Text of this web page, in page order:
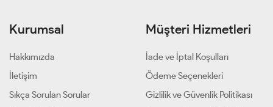
Kurumsal
Hakkımızda
İletişim
Sıkça Sorulan Sorular
Müşteri Hizmetleri
İade ve İptal Koşulları
Ödeme Seçenekleri
Gizlilik ve Güvenlik Politikası